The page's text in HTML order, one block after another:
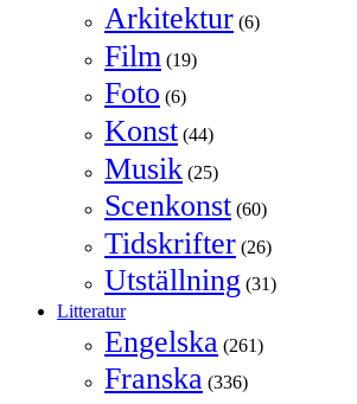
Arkitektur (6)
Film (19)
Foto (6)
Konst (44)
Musik (25)
Scenkonst (60)
Tidskrifter (26)
Utställning (31)
Litteratur
Engelska (261)
Franska (336)